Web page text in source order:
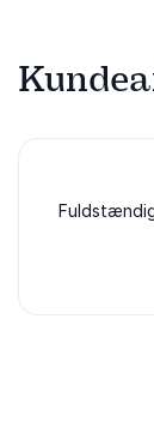
5ud af5